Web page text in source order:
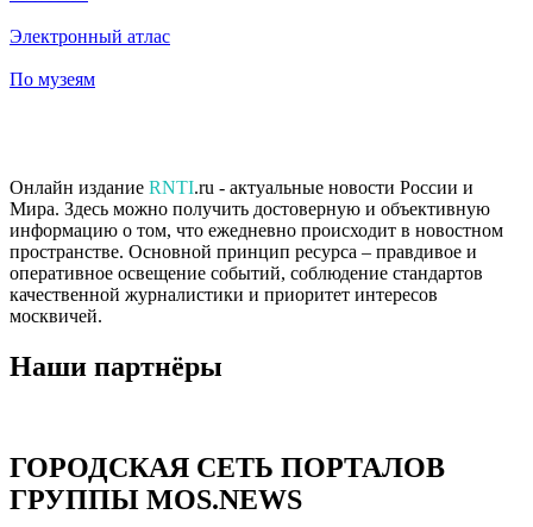
Электронный атлас
По музеям
Онлайн издание RNTI.ru - актуальные новости России и
Мира. Здесь можно получить достоверную и объективную
информацию о том, что ежедневно происходит в новостном
пространстве. Основной принцип ресурса – правдивое и
оперативное освещение событий, соблюдение стандартов
качественной журналистики и приоритет интересов
москвичей.
Наши партнёры
ГОРОДСКАЯ СЕТЬ ПОРТАЛОВ
ГРУППЫ MOS.NEWS